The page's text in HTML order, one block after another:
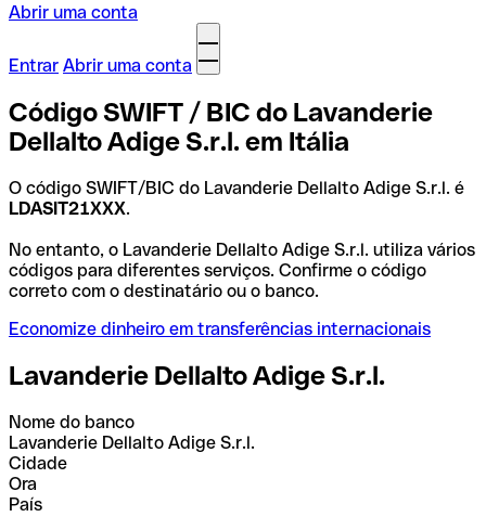
Abrir uma conta
Entrar Abrir uma conta
Código SWIFT / BIC do Lavanderie
Dellalto Adige S.r.l. em Itália
O código SWIFT/BIC do Lavanderie Dellalto Adige S.r.l. é
LDASIT21XXX.
No entanto, o Lavanderie Dellalto Adige S.r.l. utiliza vários
códigos para diferentes serviços. Confirme o código
correto com o destinatário ou o banco.
Economize dinheiro em transferências internacionais
Lavanderie Dellalto Adige S.r.l.
Nome do banco
Lavanderie Dellalto Adige S.r.l.
Cidade
Ora
País